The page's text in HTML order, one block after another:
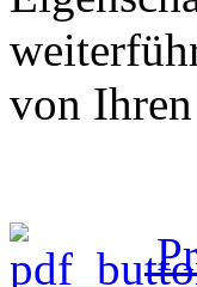
von